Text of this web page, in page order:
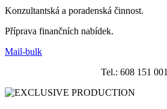
Konzultantská a poradenská činnost.
Příprava finančních nabídek.
Mail-bulk
Tel.: 608 151 001